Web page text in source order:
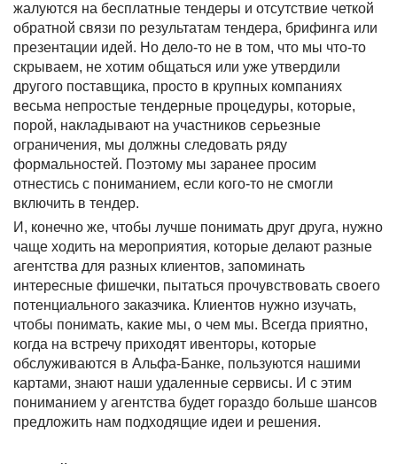
жалуются на бесплатные тендеры и отсутствие четкой
обратной связи по результатам тендера, брифинга или
презентации идей. Но дело-то не в том, что мы что-то
скрываем, не хотим общаться или уже утвердили
другого поставщика, просто в крупных компаниях
весьма непростые тендерные процедуры, которые,
порой, накладывают на участников серьезные
ограничения, мы должны следовать ряду
формальностей. Поэтому мы заранее просим
отнестись с пониманием, если кого-то не смогли
включить в тендер.
И, конечно же, чтобы лучше понимать друг друга, нужно
чаще ходить на мероприятия, которые делают разные
агентства для разных клиентов, запоминать
интересные фишечки, пытаться прочувствовать своего
потенциального заказчика. Клиентов нужно изучать,
чтобы понимать, какие мы, о чем мы. Всегда приятно,
когда на встречу приходят ивенторы, которые
обслуживаются в Альфа-Банке, пользуются нашими
картами, знают наши удаленные сервисы. И с этим
пониманием у агентства будет гораздо больше шансов
предложить нам подходящие идеи и решения.